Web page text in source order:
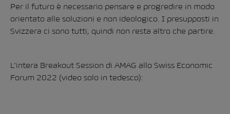
Per il futuro è necessario pensare e progredire in modo
orientato alle soluzioni e non ideologico. I presupposti in
Svizzera ci sono tutti, quindi non resta altro che partire.
L’intera Breakout Session di AMAG allo Swiss Economic
Forum 2022 (video solo in tedesco):